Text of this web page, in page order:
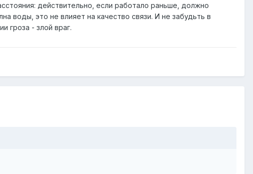
действительно, если работало раньше, должно
воды, это не влияет на качество связи. И не забудьть в
гроза - злой враг.